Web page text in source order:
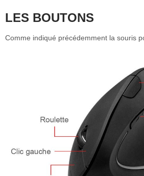
LES BOUTONS
Comme indiqué précédemment la souris